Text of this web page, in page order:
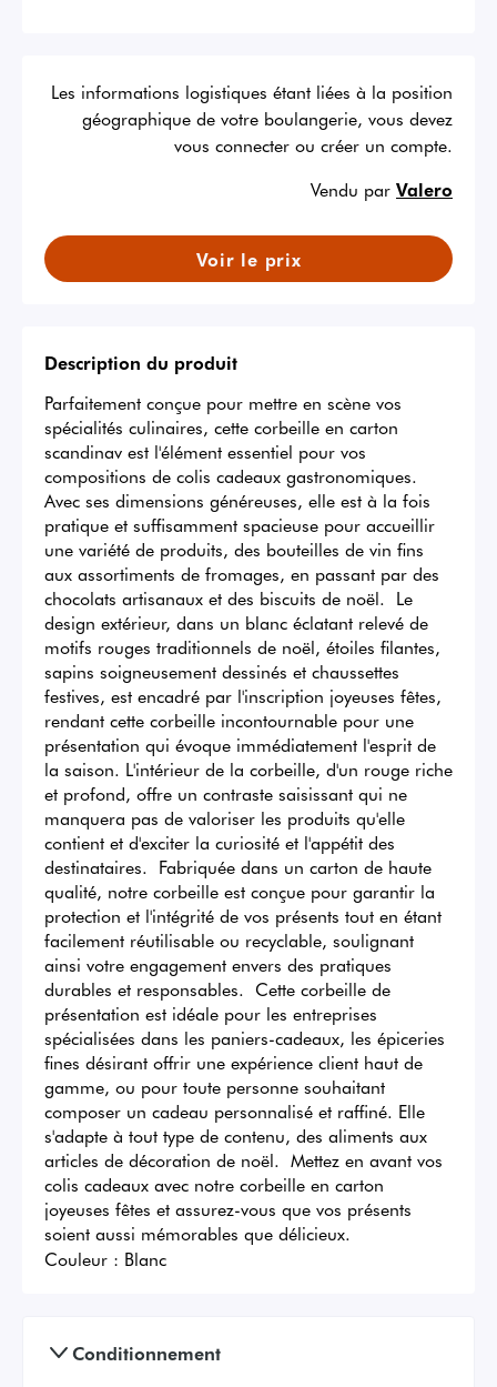
Les informations logistiques étant liées à la position
géographique de votre boulangerie, vous devez
vous connecter ou créer un compte.
Vendu par Valero
Voir le prix
Description du produit
Parfaitement conçue pour mettre en scène vos
spécialités culinaires, cette corbeille en carton
scandinav est l'élément essentiel pour vos
compositions de colis cadeaux gastronomiques.
Avec ses dimensions généreuses, elle est à la fois
pratique et suffisamment spacieuse pour accueillir
une variété de produits, des bouteilles de vin fins
aux assortiments de fromages, en passant par des
chocolats artisanaux et des biscuits de noël.  Le
design extérieur, dans un blanc éclatant relevé de
motifs rouges traditionnels de noël, étoiles filantes,
sapins soigneusement dessinés et chaussettes
festives, est encadré par l'inscription joyeuses fêtes,
rendant cette corbeille incontournable pour une
présentation qui évoque immédiatement l'esprit de
la saison. L'intérieur de la corbeille, d'un rouge riche
et profond, offre un contraste saisissant qui ne
manquera pas de valoriser les produits qu'elle
contient et d'exciter la curiosité et l'appétit des
destinataires.  Fabriquée dans un carton de haute
qualité, notre corbeille est conçue pour garantir la
protection et l'intégrité de vos présents tout en étant
facilement réutilisable ou recyclable, soulignant
ainsi votre engagement envers des pratiques
durables et responsables.  Cette corbeille de
présentation est idéale pour les entreprises
spécialisées dans les paniers-cadeaux, les épiceries
fines désirant offrir une expérience client haut de
gamme, ou pour toute personne souhaitant
composer un cadeau personnalisé et raffiné. Elle
s'adapte à tout type de contenu, des aliments aux
articles de décoration de noël.  Mettez en avant vos
colis cadeaux avec notre corbeille en carton
joyeuses fêtes et assurez-vous que vos présents
soient aussi mémorables que délicieux.
Couleur : Blanc
Conditionnement